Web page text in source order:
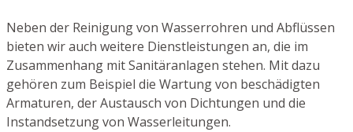
Neben der Reinigung von Wasserrohren und Abflüssen
bieten wir auch weitere Dienstleistungen an, die im
Zusammenhang mit Sanitäranlagen stehen. Mit dazu
gehören zum Beispiel die Wartung von beschädigten
Armaturen, der Austausch von Dichtungen und die
Instandsetzung von Wasserleitungen.